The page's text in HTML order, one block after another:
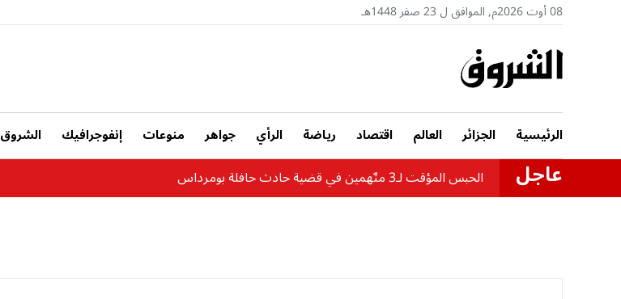
08 أوت 2026م, الموافق ل 23 صفر 1448هـ
الرئيسية الجزائر العالم اقتصاد رياضة الرأي جواهر منوعات إنفوجرافيك الشروق News
عاجل الحبس المؤقت لـ3 متّهمين في قضية حادث حافلة بومرداس